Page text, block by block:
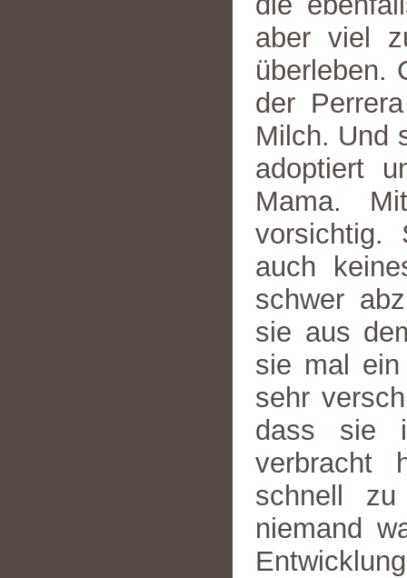
aber viel
überleben.
der
Milch. Und
adoptiert
Mama.
vorsichtig.
auch
schwer
sie aus
sie mal
sehr
dass sie
verbracht
schnell
niemand